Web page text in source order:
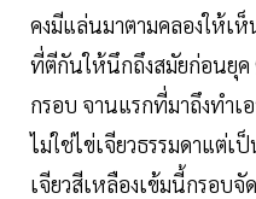
คงมีแล่นมาตามคลองให้เ
ที่ตีกันให้นึกถึงสมัยก่อนยุค
กรอบ จานแรกที่มาถึงทำเ
ไม่ใช่ไข่เจียวธรรมดาแต่เ
เจียวสีเหลืองเข้มนี้กรอบ